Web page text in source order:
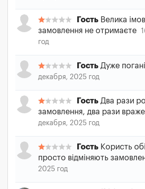
Гость Велика
замовлення не отримаєте
год
Гость Дуже
декабря, 2025 год
Гость Два рази
замовлення, два рази
декабря, 2025 год
Гость Користь
просто відміняють
2025 год